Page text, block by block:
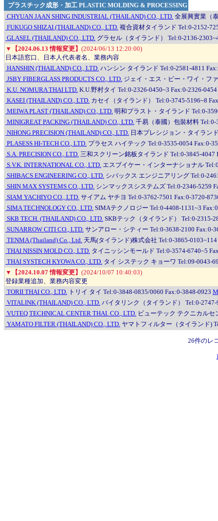
プラスチック成形・加工 PLASTIC MOLDING & PROCESSING
CHYUAN JAAN SHING INDUSTRIAL (THAILAND) CO., LTD. 全展興實業（
FUKUGO SHIZAI (THAILAND) CO., LTD. 複合資材タイランド Tel:0-2152-
GLASEL (THAILAND) CO., LTD. グラセル（タイランド） Tel:0-2136-
▼
【2024.06.13 情報変更】 (2024/06/13 12:20:00)
日本語窓口、日本人代表者名、業務内容
HANSHIN (THAILAND) CO., LTD. ハンシン タイランド Tel:0-2581-4811
JSBY FIBERGLASS PRODUCTS CO., LTD. ジェイ・エス・ビー・ワイ・フ
K.U. NOMURA THAI LTD. K.U.野村タイ Tel:0-2326-0450~3 Fax:0-2326-0454
KASEI (THAILAND) CO., LTD. カセイ（タイランド） Tel:0-3745-5196~8
MEIWA PLAST (THAILAND) CO., LTD. 明和プラスト・タイランド Tel:0-
MINIGREAT PACKING (THAILAND) CO., LTD. 千易（泰國）包裝材料 Tel:0-
NIHONG PRECISION (THAILAND) CO., LTD. 日本プレシジョン・タイラン
PLASESS HI-TECH CO., LTD. プラセス ハイテック Tel:0-3535-0054 Fax:0-
S.A. PRECISION CO., LTD. 三和スクリーン銘板タイランド Tel:0-3845-4047
S.V.K. INTERNATIONAL CO., LTD. エスブイケー・インターナショナル
SHIBACS ENGINEERING CO., LTD. シバックス エンジニアリング Tel:0-
SHIN MAX SYSTEMS CO., LTD. シンマックスシステムズ Tel:0-2346-5259
SIAM YACHIYO CO., LTD. サイアム ヤチヨ Tel:0-3762-7501 Fax:0-3720-
SIMA TECHNOLOGY CO., LTD. SIMAテクノロジー Tel:0-4408-1131~3
SKB TECH. (THAILAND) CO., LTD. SKBテック（タイランド） Tel:0-2315-
SUNARROW CITI CO., LTD. サンアロー・シティー Tel:0-3638-2100 Fax:0-
TENMA (Thailand) Co., Ltd. 天馬(タイランド)株式会社 Tel:0-3865-
THAI NISSIN MOLD CO., LTD. タイニッシンモールド Tel:0-3574-6740~5
THAI SYSTECH KYOWA CO., LTD. タイ システック キョーワ Tel:09-0043-
▼
【2024.10.07 情報変更】 (2024/10/07 10:40:03)
登録業種追加、業務内容変更
TORII THAI CO., LTD. トリイ タイ Tel:0-3848-0835/0060 Fax:0-3848-0923
VITALINK (THAILAND) CO., LTD. バイタリンク（タイランド） Tel:0-2747-
VUTEQ TECHNICAL CENTER THAI. CO., LTD. ビューテック テクニカルセ
YAMATO FILTER (THAILAND) CO., LTD. ヤマトフィルター（タイランド)
26件のレ